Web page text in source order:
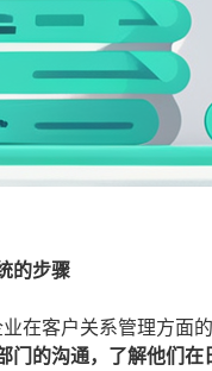
的步骤
在客户关系管理方面
的沟通，了解他们在